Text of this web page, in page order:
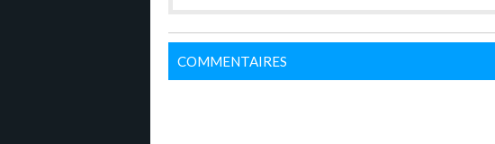
COMMENTAIRES